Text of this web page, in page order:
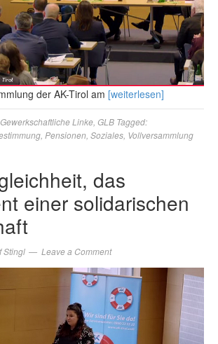
der AK-Tirol am [weiterlesen]
Gewerkschaftliche Linke GLB Tagged:
Pensionen Soziales Vollversammlung
das
einer solidarischen
Stingl Leave a Comment